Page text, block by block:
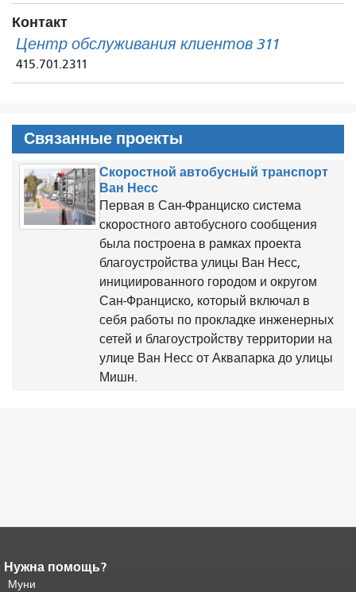
Контакт
Центр обслуживания клиентов 311
415.701.2311
Связанные проекты
Скоростной автобусный транспорт
Ван Несс
Первая в Сан-Франциско система
скоростного автобусного сообщения
была построена в рамках проекта
благоустройства улицы Ван Несс,
инициированного городом и округом
Сан-Франциско, который включал в
себя работы по прокладке инженерных
сетей и благоустройству территории на
улице Ван Несс от Аквапарка до улицы
Мишн.
Конец содержимого
страницы.
Нужна помощь?
Муни